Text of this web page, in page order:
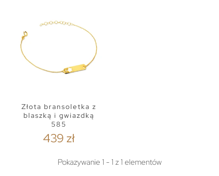
Złota bransoletka z
blaszką i gwiazdką
585
439 zł
Pokazywanie 1 - 1 z 1 elementów